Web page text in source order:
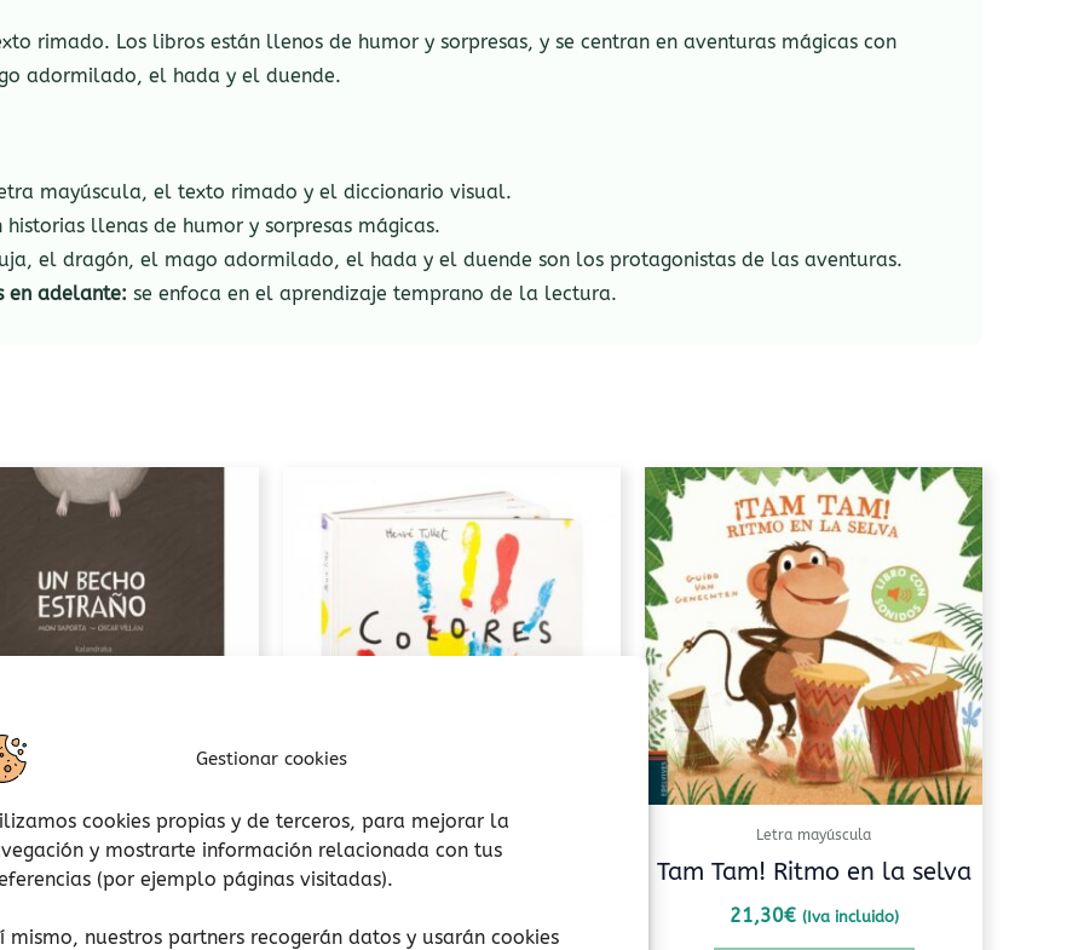
Gestionar cookies
cookies propias y de terceros, para mejorar la
y mostrarte información relacionada con tus
(por ejemplo páginas visitadas).
mismo, nuestros partners recogerán datos y usarán cookies
rimado. Los libros están llenos de humor y sorpresas, y se centran en aventuras mágicas con
adormilado, el hada y el duende.
mayúscula, el texto rimado y el diccionario visual.
historias llenas de humor y sorpresas mágicas.
el dragón, el mago adormilado, el hada y el duende son los protagonistas de las aventuras.
en adelante: se enfoca en el aprendizaje temprano de la lectura.
becho estraño
Arte y creatividad
Colores (cartoné)
Letra mayúscula
Tam Tam! Ritmo en la selva
21,30€ (Iva incluido)